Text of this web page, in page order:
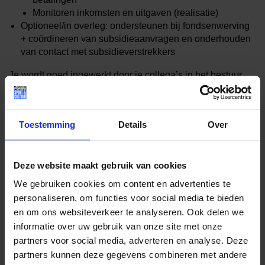
Toestemming Details Over
Deze website maakt gebruik van cookies
We gebruiken cookies om content en advertenties te
personaliseren, om functies voor social media te bieden
en om ons websiteverkeer te analyseren. Ook delen we
informatie over uw gebruik van onze site met onze
partners voor social media, adverteren en analyse. Deze
partners kunnen deze gegevens combineren met andere
Monitoren inkomsten en uitgaven (realisatie)
Optioneel/in overleg: ondersteunen bij fondsenwerving
+ coördineren van subsidieaanvragen en onderhouden
van contact met subsidieverstrekkers
Je wordt goed ingewerkt door je collega’s in het bestuur
(warme overdracht van de taken). We werken met
professionele systemen en formats, beschikbaar gesteld
Je vindt het leuk om samen te werken, hebt affiniteit met
cijfers en bent bereid gemiddeld circa 8 uur per maand tijd
in het Jeugdfonds te steken.
Interesse? Vragen?